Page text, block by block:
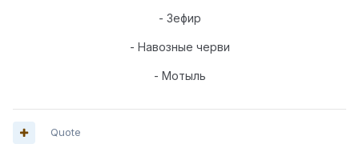
- Зефир
- Навозные черви
- Мотыль
Quote